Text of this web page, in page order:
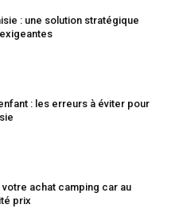
: une solution stratégique
: les erreurs à éviter pour
achat camping car au
prix